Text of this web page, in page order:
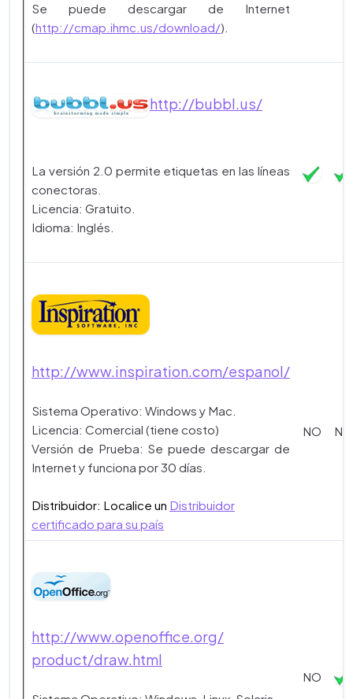
Se puede descargar de Internet
(http://cmap.ihmc.us/download/).
http://bubbl.us/
La versión 2.0 permite etiquetas en las líneas
conectoras.
Licencia: Gratuito.
Idioma: Inglés.
http://www.inspiration.com/espanol/
Sistema Operativo: Windows y Mac.
Licencia: Comercial (tiene costo)
Versión de Prueba: Se puede descargar de
Internet y funciona por 30 días.
Distribuidor: Localice un Distribuidor
certificado para su país
NO NO
http://www.openoffice.org/
product/draw.html
NO